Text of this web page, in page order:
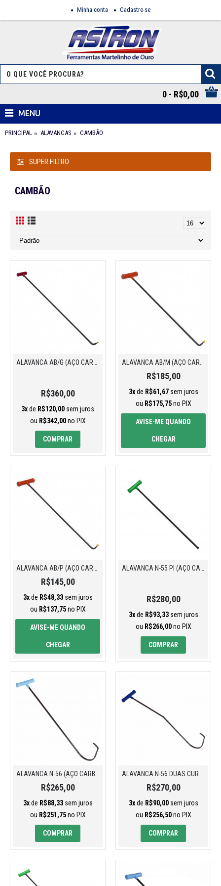
Minha conta Cadastre-se
0 - R$0,00
MENU
PRINCIPAL ALAVANCAS CAMBÃO
SUPER FILTRO
CAMBÃO
R$360,00
3xde R$120,00 sem juros
ou R$342,00no PIX
COMPRAR
R$185,00
3xde R$61,67sem juros
ou R$175,75no PIX
AVISE-ME QUANDO
CHEGAR
R$145,00
3xde R$48,33sem juros
ou R$137,75no PIX
AVISE-ME QUANDO
CHEGAR
R$280,00
3xde R$93,33sem juros
ou R$266,00no PIX
COMPRAR
R$265,00
3xde R$88,33sem juros
ou R$251,75no PIX
COMPRAR
R$270,00
3xde R$90,00sem juros
ou R$256,50no PIX
COMPRAR